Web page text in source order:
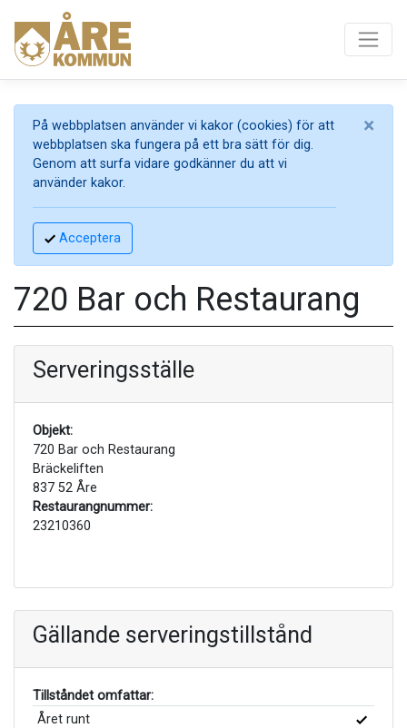
På webbplatsen använder vi kakor (cookies) för att
webbplatsen ska fungera på ett bra sätt för dig.
Genom att surfa vidare godkänner du att vi
använder kakor.
Acceptera
×
720 Bar och Restaurang
Serveringsställe
Objekt:
720 Bar och Restaurang
Bräckeliften
837 52 Åre
Restaurangnummer:
23210360
Gällande serveringstillstånd
Tillståndet omfattar:
Året runt